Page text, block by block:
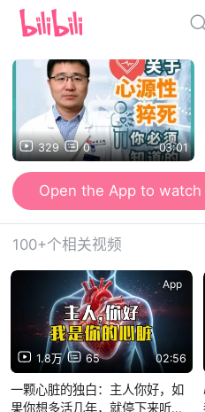
329 0 03:01
Open the App to
100+个相关视频
1.8万 65 02:56
App
一颗心脏的独白：主人你好，如
果你想多活几年，就停下来听听